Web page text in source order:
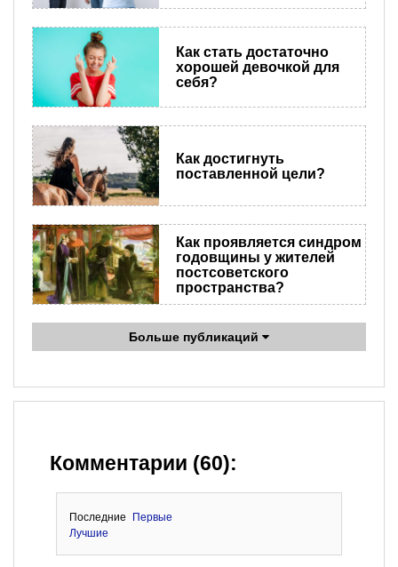
Как стать достаточно
хорошей девочкой для
себя?
Как достигнуть
поставленной цели?
Как проявляется синдром
годовщины у жителей
постсоветского
пространства?
Больше публикаций
Комментарии (60):
Последние
Первые
Лучшие